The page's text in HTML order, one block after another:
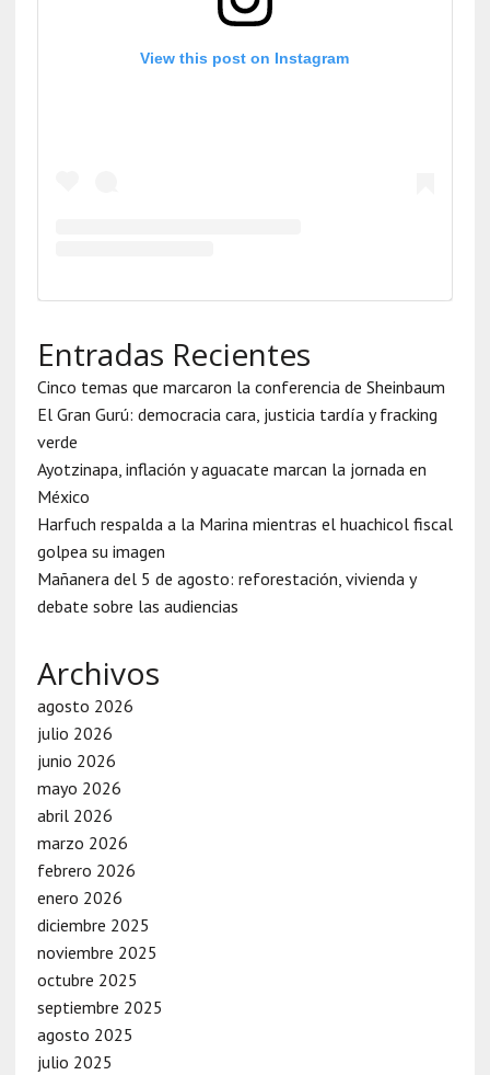
View this post on Instagram
Entradas Recientes
Cinco temas que marcaron la conferencia de Sheinbaum
El Gran Gurú: democracia cara, justicia tardía y fracking
verde
Ayotzinapa, inflación y aguacate marcan la jornada en
México
Harfuch respalda a la Marina mientras el huachicol fiscal
golpea su imagen
Mañanera del 5 de agosto: reforestación, vivienda y
debate sobre las audiencias
Archivos
agosto 2026
julio 2026
junio 2026
mayo 2026
abril 2026
marzo 2026
febrero 2026
enero 2026
diciembre 2025
noviembre 2025
octubre 2025
septiembre 2025
agosto 2025
julio 2025